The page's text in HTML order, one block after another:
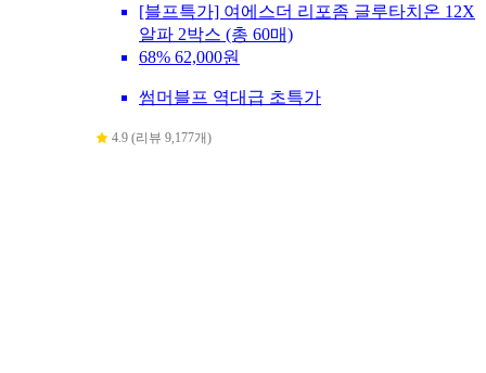
[블프특가] 여에스더 리포좀 글루타치온 12X
알파 2박스 (총 60매)
68% 62,000원
썸머블프 역대급 초특가
4.9 (리뷰 9,177개)